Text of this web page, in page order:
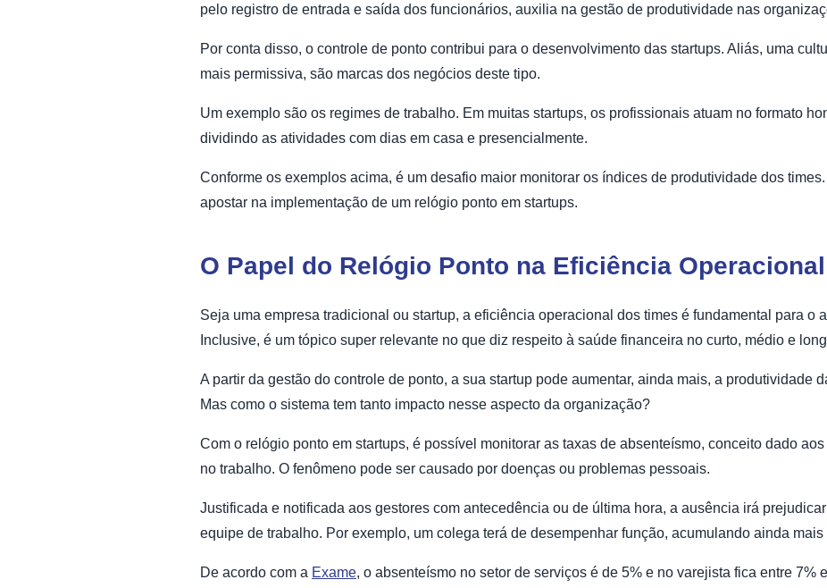
pelo registro de entrada e saída dos funcionários, auxilia na gestão de produtividade nas
Por conta disso, o controle de ponto contribui para o desenvolvimento das startups. Aliás, uma
mais permissiva, são marcas dos negócios deste tipo.
Um exemplo são os regimes de trabalho. Em muitas startups, os profissionais atuam no formato
dividindo as atividades com dias em casa e presencialmente.
Conforme os exemplos acima, é um desafio maior monitorar os índices de produtividade dos
apostar na implementação de um relógio ponto em startups.
O Papel do Relógio Ponto na Eficiência
Seja uma empresa tradicional ou startup, a eficiência operacional dos times é fundamental para o
Inclusive, é um tópico super relevante no que diz respeito à saúde financeira no curto, médio e
A partir da gestão do controle de ponto, a sua startup pode aumentar, ainda mais, a produtividade
Mas como o sistema tem tanto impacto nesse aspecto da organização?
Com o relógio ponto em startups, é possível monitorar as taxas de absenteísmo, conceito dado
no trabalho. O fenômeno pode ser causado por doenças ou problemas pessoais.
Justificada e notificada aos gestores com antecedência ou de última hora, a ausência irá
equipe de trabalho. Por exemplo, um colega terá de desempenhar função, acumulando ainda mais
De acordo com a Exame, o absenteísmo no setor de serviços é de 5% e no varejista fica entre 7%